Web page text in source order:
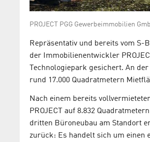
PROJECT PGG Gewerbeimmobilien
Repräsentativ und bereits vom S-
der Immobilienentwickler
Technologiepark gesichert. An
rund 17.000 Quadratmetern
Nach einem bereits
PROJECT auf 8.832
dritten Büroneubau am Standort
zurück: Es handelt sich um einen